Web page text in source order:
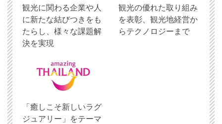
観光に関わる企業や人
に新たな結びつきをも
たらし、様々な課題解
決を実現
観光の優れた取り組み
を表彰、観光地経営か
らテクノロジーまで
「癒しこそ新しいラグ
ジュアリー」をテーマ